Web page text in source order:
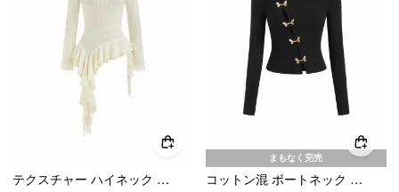
テクスチャー ハイネック ポワンテル アシンメトリー ラッフルヘム シースルー トップス
まもなく完売
コットン混 ボートネック アシンメトリーボタン 長袖トップス